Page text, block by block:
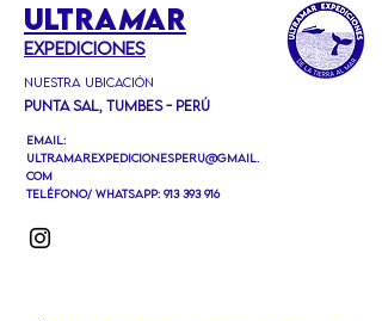
ULTRAMAR
EXPEDICIONEs
Nuestra ubicación
Punta Sal, Tumbes - Perú
Email:
ultramarexpedicionesperu@gmail.
com
Teléfono/ Whatsapp: 913 393 916